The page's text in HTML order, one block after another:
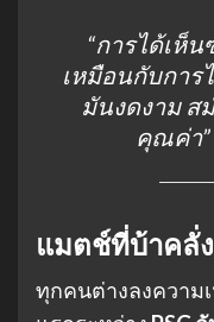
“การได้เห็
เหมือนกับการ
มันงดงาม ส
คุณค่า”
แมตช์ที่บ้าคลั่
ทุกคนต่างลงความ